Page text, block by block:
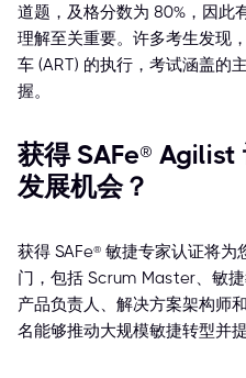
道题，及格分数为 80%，因此
理解至关重要。许多考生发现
车 (ART) 的执行，考试涵盖的
握。
获得 SAFe®
发展机会？
获得 SAFe® 敏捷专家认证将
门，包括 Scrum Master、敏捷
产品负责人、解决方案架构师
名能够推动大规模敏捷转型并